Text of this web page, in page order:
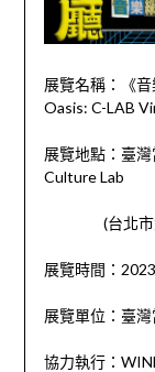
展覽名稱：《
Oasis: C-LAB
展覽地點：臺
Culture Lab
(台北市大
展覽時間：
展覽單位：臺
協力執行：